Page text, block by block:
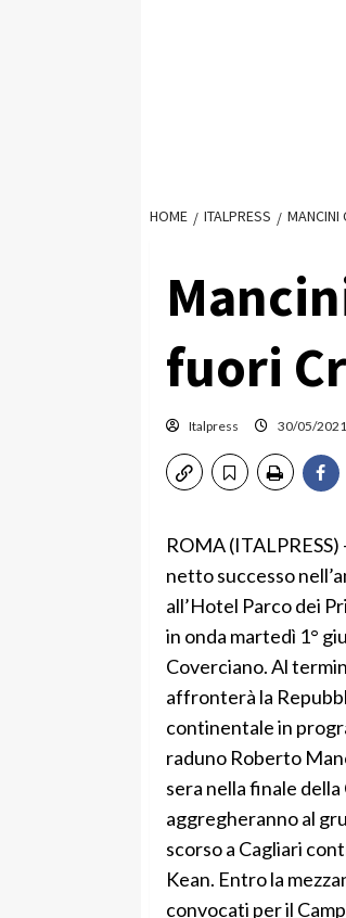
HOME ITALPRESS MANCINI
fuori
Italpress 30/05/2021
ROMA
netto successo
all’Hotel Parco dei
in onda martedì 1°
Coverciano. Al
affronterà la
continentale in
raduno Roberto
sera nella finale
aggregheranno al
scorso a Cagliari
Kean. Entro la
convocati per il